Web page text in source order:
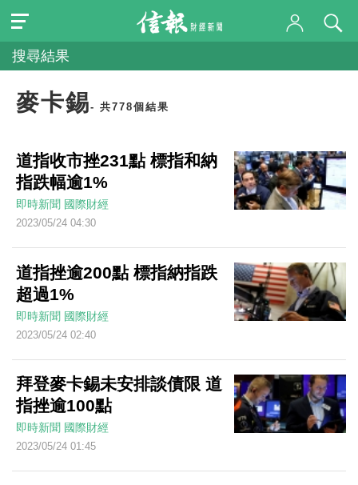
搜尋結果
麥卡錫- 共778個結果
道指收市挫231點 標指和納
指跌幅逾1%
即時新聞 國際財經
2023/05/24 04:30
道指挫逾200點 標指納指跌
超過1%
即時新聞 國際財經
2023/05/24 02:40
拜登麥卡錫未安排談債限 道
指挫逾100點
即時新聞 國際財經
2023/05/24 01:45